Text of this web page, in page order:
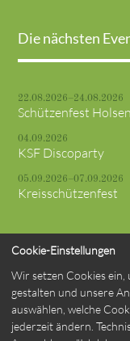
Die nächsten
22.08.2026–24.08.2026
Schützenfest Holsen
04.09.2026
KSF Discoparty
05.09.2026–07.09.2026
Kreisschützenfest
© St. Marien
Impressum
Cookie-Einstellungen
Wir setzen Cookies ein,
gestalten und unsere
auswählen, welche
jederzeit ändern.